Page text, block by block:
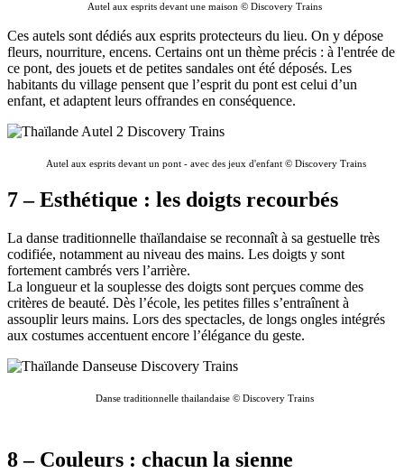
Autel aux esprits devant une maison © Discovery Trains
Ces autels sont dédiés aux esprits protecteurs du lieu. On y dépose
fleurs, nourriture, encens. Certains ont un thème précis : à l'entrée de
ce pont, des jouets et de petites sandales ont été déposés. Les
habitants du village pensent que l’esprit du pont est celui d’un
enfant, et adaptent leurs offrandes en conséquence.
Autel aux esprits devant un pont - avec des jeux d'enfant © Discovery Trains
7 – Esthétique : les doigts recourbés
La danse traditionnelle thaïlandaise se reconnaît à sa gestuelle très
codifiée, notamment au niveau des mains. Les doigts y sont
fortement cambrés vers l’arrière.
La longueur et la souplesse des doigts sont perçues comme des
critères de beauté. Dès l’école, les petites filles s’entraînent à
assouplir leurs mains. Lors des spectacles, de longs ongles intégrés
aux costumes accentuent encore l’élégance du geste.
Danse traditionnelle thailandaise © Discovery Trains
8 – Couleurs : chacun la sienne